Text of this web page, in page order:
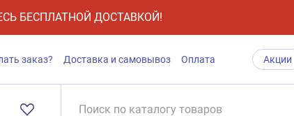
БЕСПЛАТНОЙ ДОСТАВКОЙ!
заказ? Доставка и самовывоз Оплата Акции